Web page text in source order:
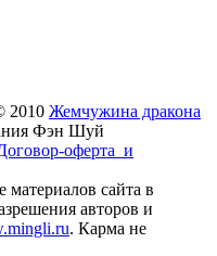
2010 Жемчужина дракона
Фэн Шуй
оферта и
материалов сайта в
авторов и
. Карма не